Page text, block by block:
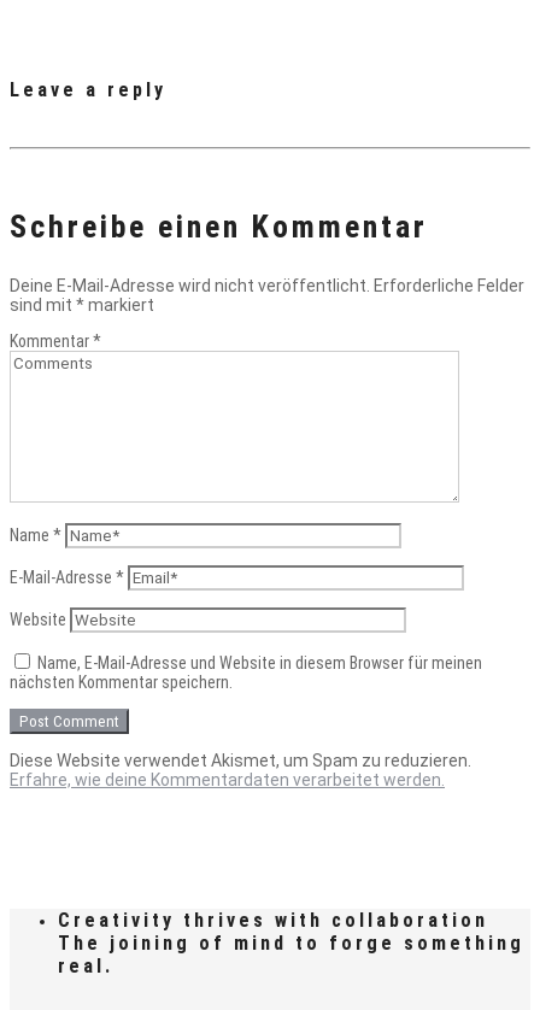
Leave a reply
Schreibe einen Kommentar
Deine E-Mail-Adresse wird nicht veröffentlicht. Erforderliche Felder
sind mit *markiert
Kommentar*
Name *
E-Mail-Adresse *
Website
Name, E-Mail-Adresse und Website in diesem Browser für meinen
nächsten Kommentar speichern.
Diese Website verwendet Akismet, um Spam zu reduzieren.
Erfahre, wie deine Kommentardaten verarbeitet werden.
Creativity thrives with collaboration
The joining of mind to forge something
real.